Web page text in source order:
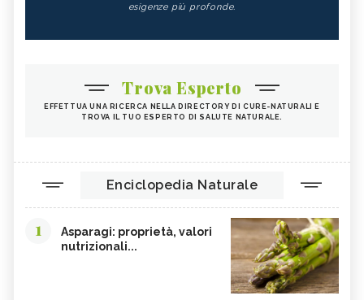
esigenze più profonde.
Trova Esperto
EFFETTUA UNA RICERCA NELLA DIRECTORY DI CURE-NATURALI E
TROVA IL TUO ESPERTO DI SALUTE NATURALE.
Enciclopedia Naturale
1
Asparagi: proprietà, valori
nutrizionali...